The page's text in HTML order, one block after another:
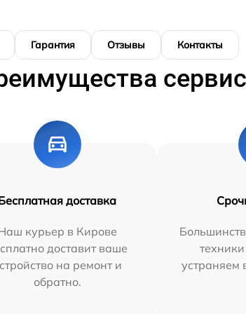
Гарантия Отзывы Контакты
доставка
курьер в Кирове
доставит ваше
на ремонт и
обратно.
устраняем